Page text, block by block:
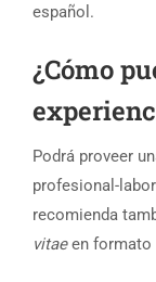
español.
¿Cómo
Podrá proveer
profesional-
recomienda
vitaeen formato